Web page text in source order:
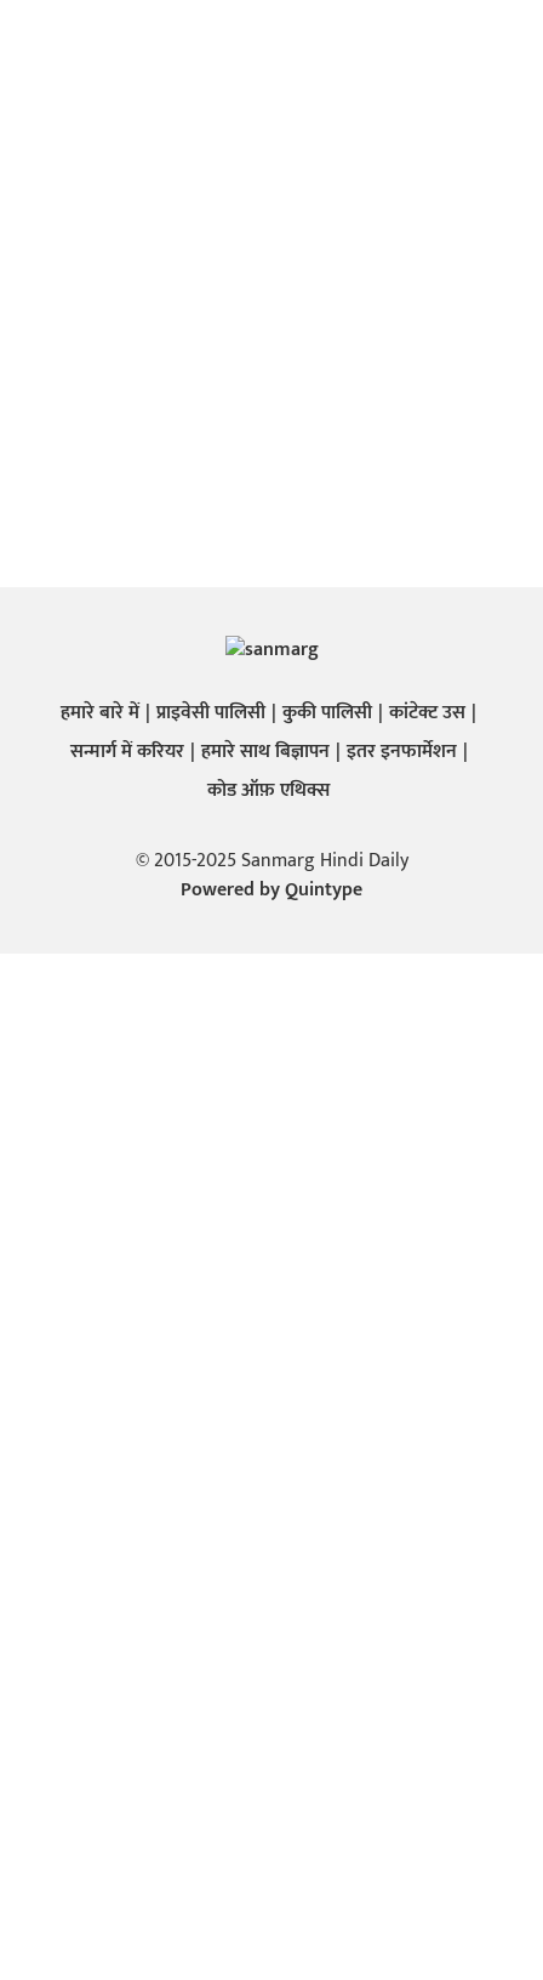
हमारे बारे में प्राइवेसी पालिसी कुकी पालिसी कांटेक्ट उस
सन्मार्ग में करियर हमारे साथ बिज्ञापन इतर इनफार्मेशन
कोड ऑफ़ एथिक्स
© 2015-2025 Sanmarg Hindi Daily
Powered byQuintype